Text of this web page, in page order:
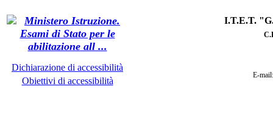
Dichiarazione di accessibilità
Obiettivi di accessibilità
I.T.E.T.
C
E-